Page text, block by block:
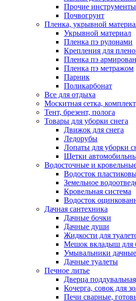
Прочие инструменты
Почвогрунт
Пленка, укрывной
Укрывной материал
Пленка пэ рулонами
Крепления для
Пленка пэ
Пленка пэ метражом
Парник
Поликарбонат
Все для отдыха
Москитная сетка,
Тент, брезент, полога
Товары для уборки снега
Движок для снега
Ледорубы
Лопаты для уборки
Щетки
Водосточные и
Водосток
Земельное
Кровельная система
Водосток
Дачная сантехника
Дачные бочки
Дачные души
Жидкости для
Мешок вкладыш для
Умывальники дачные
Дачные туалеты
Печное литье
Дверца
Кочерга, совок для
Печи сварные,